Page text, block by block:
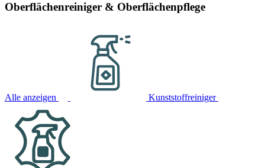
Oberflächenreiniger & Oberflächenpflege
Alle anzeigen Kunststoffreiniger